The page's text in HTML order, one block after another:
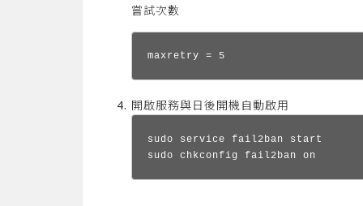
嘗試次數
maxretry = 5
開啟服務與日後開機自動啟用
sudo service fail2ban start
sudo chkconfig fail2ban on